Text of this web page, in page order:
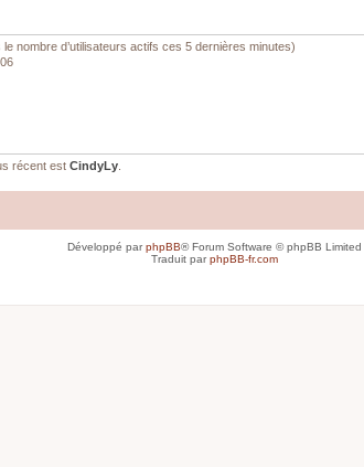
nombre d’utilisateurs actifs ces 5 dernières minutes)
récent est CindyLy
Développé parphpBB® Forum Software © phpBB Limited
Traduit parphpBB-fr.com